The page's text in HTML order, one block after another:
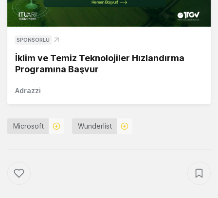
SPONSORLU
İklim ve Temiz Teknolojiler Hızlandırma
Programına Başvur
Adrazzi
Microsoft Wunderlist